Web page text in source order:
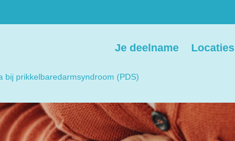
contact
to help
Pers
we behandelen graag
verzoeken voor
Je deelname Locaties
bij prikkelbaredarmsyndroom (PDS)